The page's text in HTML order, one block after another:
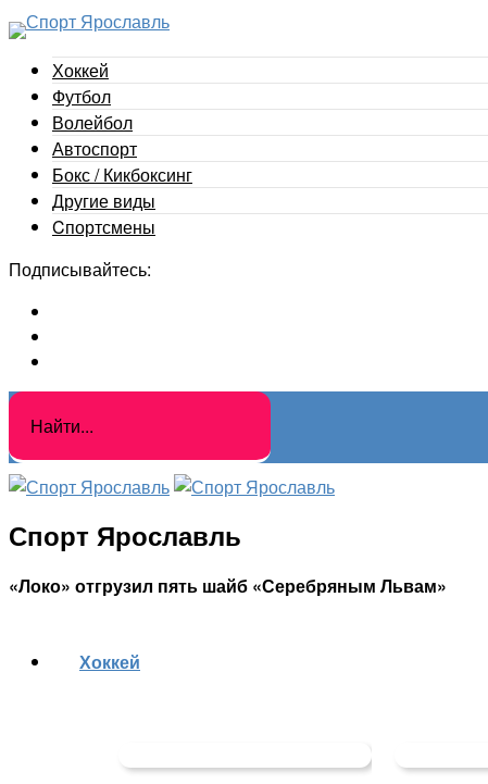
Хоккей
Футбол
Волейбол
Автоспорт
Бокс / Кикбоксинг
Другие виды
Cпортсмены
Подписывайтесь:
Спорт Ярославль
«Локо» отгрузил пять шайб «Серебряным Львам»
Хоккей